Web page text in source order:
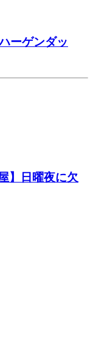
ーゲンダッ
】日曜夜に欠